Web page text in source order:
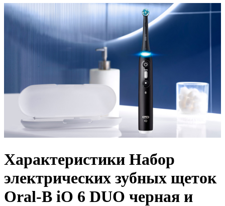
Характеристики Набор
электрических зубных щеток
Oral-B iO 6 DUO черная и